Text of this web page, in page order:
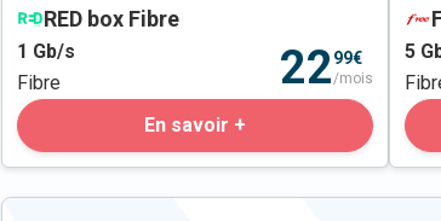
RED box Fibre
1 Gb/s
Fibre
2299€
/mois
En savoir +
5